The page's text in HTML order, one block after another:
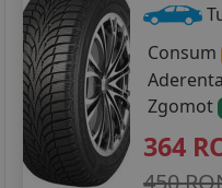
205/40R17
205/50R17
215/40R17
215/55R17
Consum
Aderenta
Zgomot
364
450